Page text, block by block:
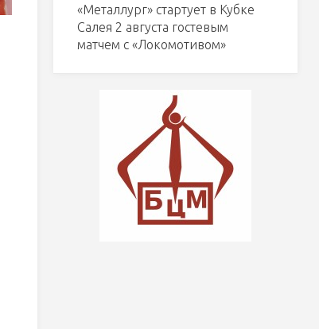
«Металлург» стартует в Кубке
Салея 2 августа гостевым
матчем с «Локомотивом»